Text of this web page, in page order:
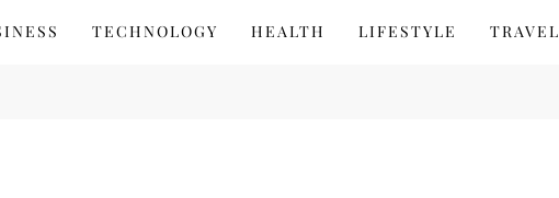
TECHNOLOGY HEALTH LIFESTYLE TRAVEL